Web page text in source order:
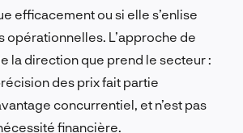
efficacement ou si elle s’enlise
opérationnelles. L’approche de
la direction que prend le secteur :
des prix fait partie
concurrentiel, et n’est pas
financière.